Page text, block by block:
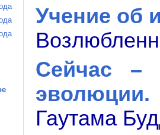
Учение об
Сейчас –
эволюции.
Гаутама